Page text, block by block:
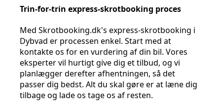
Trin-for-trin express-skrotbooking proces
Med Skrotbooking.dk's express-skrotbooking i
Dybvad er processen enkel. Start med at
kontakte os for en vurdering af din bil. Vores
eksperter vil hurtigt give dig et tilbud, og vi
planlægger derefter afhentningen, så det
passer dig bedst. Alt du skal gøre er at læne dig
tilbage og lade os tage os af resten.